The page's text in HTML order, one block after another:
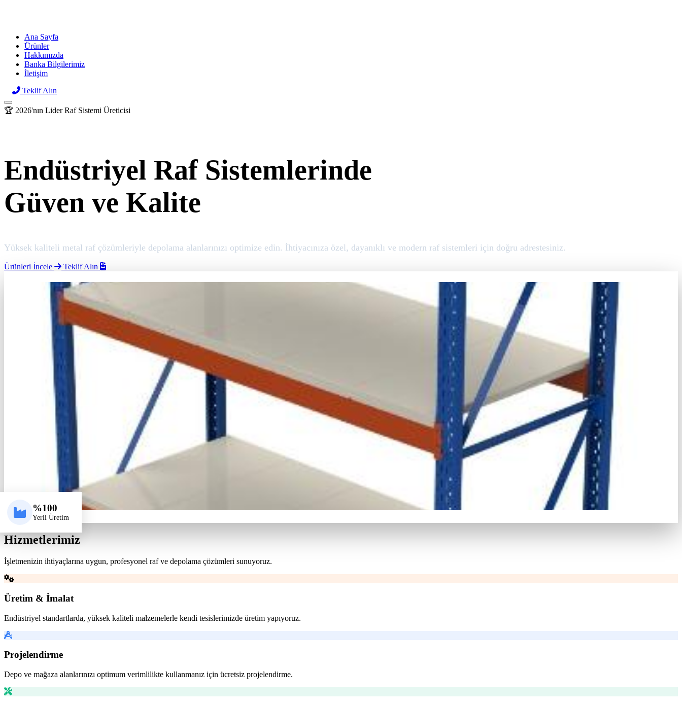
Ana Sayfa
Ürünler
Hakkımızda
Banka Bilgilerimiz
İletişim
Teklif Alın
🏆 2026'nın Lider Raf Sistemi Üreticisi
Endüstriyel Raf Sistemlerinde
Güven ve Kalite
Yüksek kaliteli metal raf çözümleriyle depolama alanlarınızı optimize edin. İhtiyacınıza özel, dayanıklı ve modern raf sistemleri için doğru adrestesiniz.
Ürünleri İncele Teklif Alın
%100
Yerli Üretim
Hizmetlerimiz
İşletmenizin ihtiyaçlarına uygun, profesyonel raf ve depolama çözümleri sunuyoruz.
Üretim & İmalat
Endüstriyel standartlarda, yüksek kaliteli malzemelerle kendi tesislerimizde üretim yapıyoruz.
Projelendirme
Depo ve mağaza alanlarınızı optimum verimlilikte kullanmanız için ücretsiz projelendirme.